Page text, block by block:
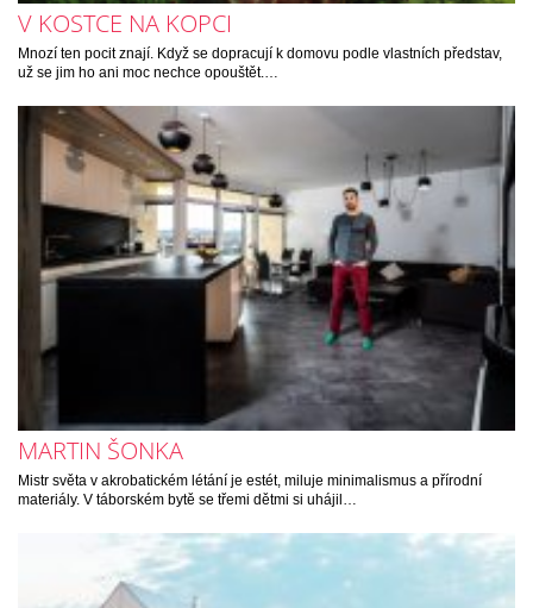
V KOSTCE NA KOPCI
Mnozí ten pocit znají. Když se dopracují k domovu podle vlastních představ,
už se jim ho ani moc nechce opouštět.…
MARTIN ŠONKA
Mistr světa v akrobatickém létání je estét, miluje minimalismus a přírodní
materiály. V táborském bytě se třemi dětmi si uhájil…